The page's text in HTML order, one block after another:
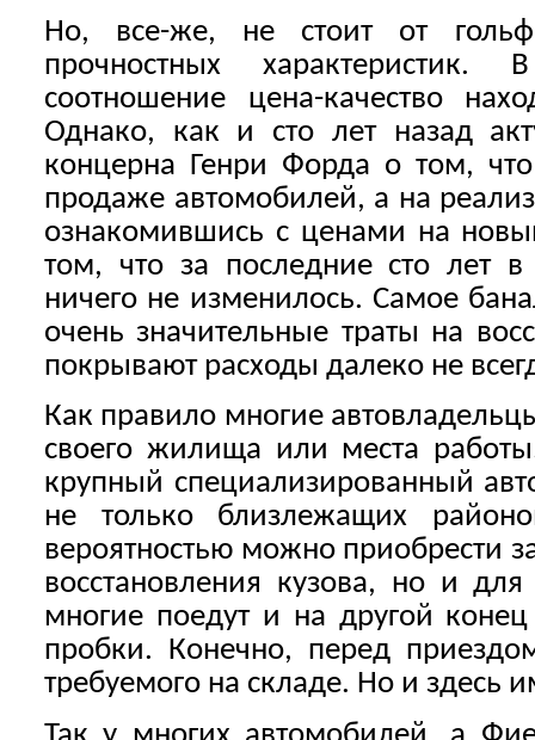
Но, все-же, не стоит от гольф
прочностных
соотношение цена-качество
Однако, как и сто лет назад
концерна Генри Форда о том,
продаже автомобилей, а на
ознакомившись с ценами на
том, что за последние сто лет
ничего не изменилось. Самое
очень значительные траты на
покрывают расходы далеко не
Как правило многие
своего жилища или места
крупный специализированный
не только близлежащих
вероятностью можно приобрести
восстановления кузова, но и
многие поедут и на другой
пробки. Конечно, перед
требуемого на складе. Но и здесь